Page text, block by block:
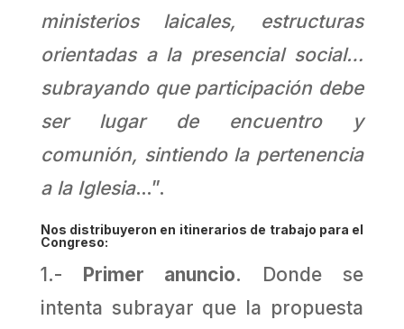
ministerios laicales, estructuras
orientadas a la presencial social…
subrayando que participación debe
ser lugar de encuentro y
comunión, sintiendo la pertenencia
a la Iglesia…”.
Nos distribuyeron en itinerarios de trabajo para el
Congreso:
1.- Primer anuncio. Donde se
intenta subrayar que la propuesta